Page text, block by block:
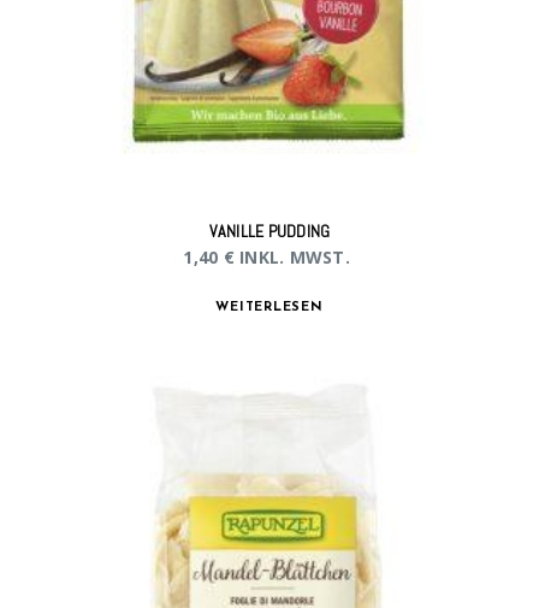
VANILLE PUDDING
1,40 € INKL. MWST.
WEITERLESEN